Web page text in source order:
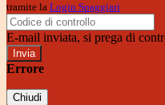
tramite la Login Spaggiari
E-mail inviata, si prega di
Errore
Chiudi